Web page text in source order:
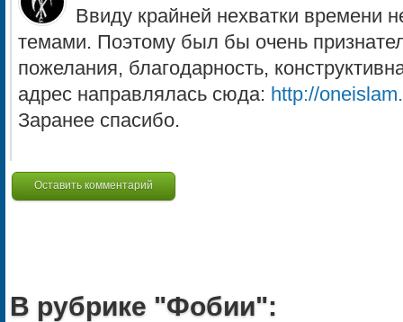
Ввиду крайней нехватки времени
темами. Поэтому был бы очень
пожелания, благодарность,
адрес направлялась сюда: http://
Заранее спасибо.
Оставить комментарий
В рубрике "Фобии":